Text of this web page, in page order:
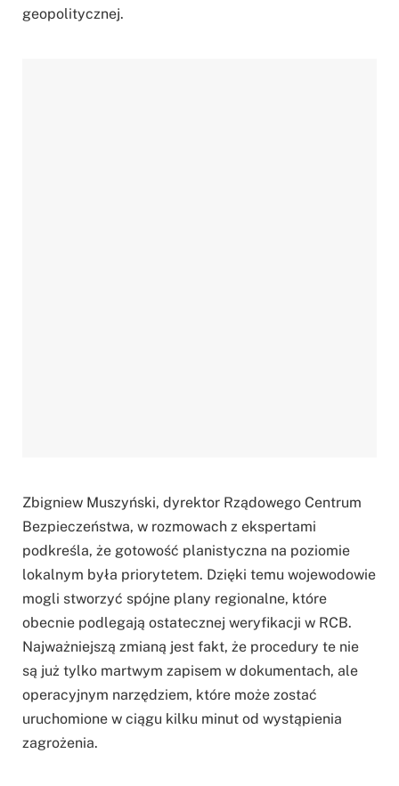
geopolitycznej.
Zbigniew Muszyński, dyrektor Rządowego Centrum
Bezpieczeństwa, w rozmowach z ekspertami
podkreśla, że gotowość planistyczna na poziomie
lokalnym była priorytetem. Dzięki temu wojewodowie
mogli stworzyć spójne plany regionalne, które
obecnie podlegają ostatecznej weryfikacji w RCB.
Najważniejszą zmianą jest fakt, że procedury te nie
są już tylko martwym zapisem w dokumentach, ale
operacyjnym narzędziem, które może zostać
uruchomione w ciągu kilku minut od wystąpienia
zagrożenia.